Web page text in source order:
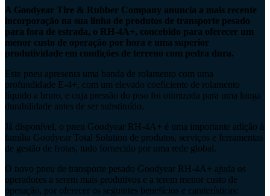
A Goodyear Tire & Rubber Company anuncia a mais recente
incorporação na sua linha de produtos de transporte pesado
para fora de estrada, o RH-4A+, concebido para oferecer um
menor custo de operação por hora e uma superior
produtividade em condições de terreno com pedra dura.
Este pneu apresenta uma banda de rolamento com uma
profundidade E-4+, com um elevado coeficiente de rolamento
líquido a bruto, e cuja pressão do piso foi otimizada para uma longa
durabilidade antes de ser substituído.
Já disponível, o pneu Goodyear RH-4A+ é uma importante adição à
família Goodyear Total Solution de produtos, serviços e ferramentas
de gestão de frotas, tudo fornecido por uma rede global.
O novo pneu de transporte pesado Goodyear RH-4A+ ajuda os
operadores a serem mais produtivos e a terem menor custo de
operação, por oferecer os seguintes benefícios e caraterísticas: